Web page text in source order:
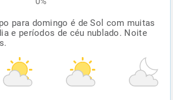
para domingo é de Sol com muitas
e períodos de céu nublado. Noite